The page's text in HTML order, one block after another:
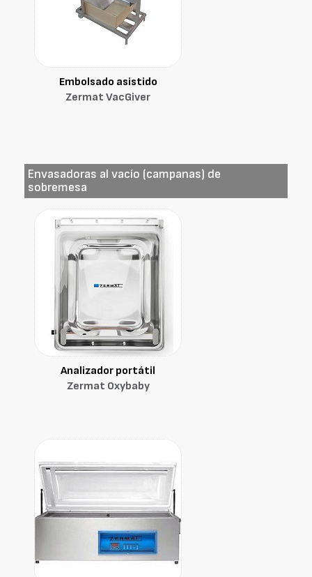
Embolsado asistido
Zermat VacGiver
Envasadoras al vacío (campanas) de
sobremesa
Analizador portátil
Zermat Oxybaby